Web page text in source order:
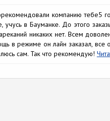
компанию тебе5
учусь в Бауманке. До этого
никаких нет. Всем
в режиме он лайн заказал,
сам. Так что рекомендую!